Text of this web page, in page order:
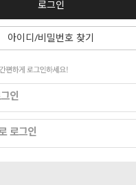
로그인
아이디/비밀번호 찾기
인
로그인